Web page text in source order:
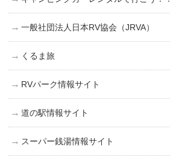
一般社団法人日本RV協会（JRVA）
くるま旅
RVパーク情報サイト
道の駅情報サイト
スーパー銭湯情報サイト